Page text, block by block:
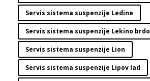
Servis sistema suspenzije Ledine
Servis sistema suspenzije Lekino brdo
Servis sistema suspenzije Lion
Servis sistema suspenzije Lipov lad